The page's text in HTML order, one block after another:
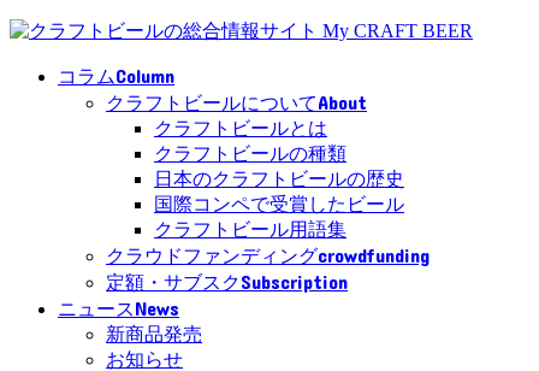
コラムColumn
クラフトビールについてAbout
クラフトビールとは
クラフトビールの種類
日本のクラフトビールの歴史
国際コンペで受賞したビール
クラフトビール用語集
クラウドファンディングcrowdfunding
定額・サブスクSubscription
ニュースNews
新商品発売
お知らせ